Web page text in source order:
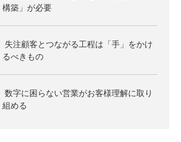
構築」が必要
失注顧客とつながる工程は「手」をかけ
るべきもの
数字に困らない営業がお客様理解に取り
組める